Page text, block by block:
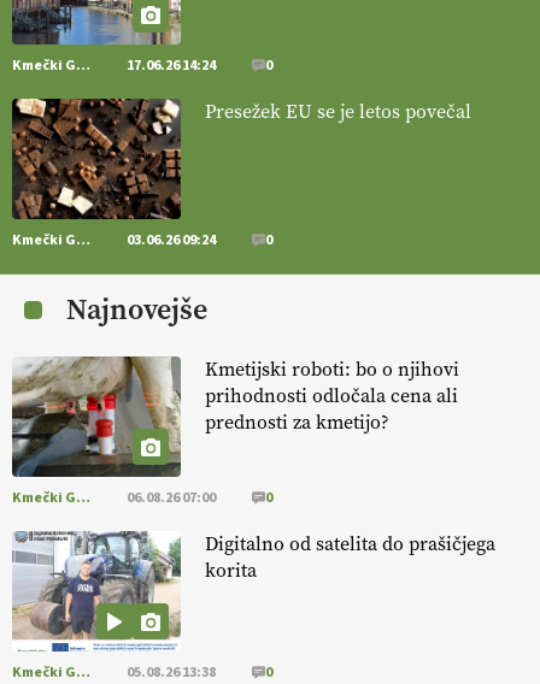
[EKOloško = LOGIČNO ] Mulčer
– naravna pot do zdravih tal
. VEČ
https://t.co/J7RkeaYpYu @EUAgri #IMCAP #CAP
https://t.co/RVG0FzcQN6
https://t.co/K0USFPJ5fJ @EUAgri #IMCAP #CAP
https://t.co/vcHhoOixHy
14.07.2026
[EKOloško = LOGIČNO ]
Danes ni pomembna le količina hrane,
ampak tudi način njene pridelave
@EUAgri #imcap #cap #blog https://t.co/2sllAmcKwG
[EKOloško = LOGIČNO
prilagojene sorte
so temelj uspešne ekološke pridelave.
https://t.co/OQSsax7l8V @EUAgri #IMCAP #CAP
https://t.co/PAL0zlhVia
Kmečki Glas 17.06.26 14:24 0
Presežek EU se je letos povečal
Kmečki Glas 03.06.26 09:24 0
Najnovejše
Kmetijski roboti: bo o njihovi
prihodnosti odločala cena ali
prednosti za kmetijo?
Kmečki Glas 06.08.26 07:00 0
Digitalno od satelita do prašičjega
korita
Kmečki Glas 05.08.26 13:38 0